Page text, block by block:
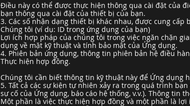
Điều này có thể được thực hiện thông qua cài đặt của
bạn thông qua cài đặt của thiết bị của bạn.
3. Các số nhận dạng thiết bị khác nhau, được cung
Chúng tôi (ví dụ: ID trong ứng dụng của bạn)
Lợi ích hợp pháp của chúng tôi trong việc ngăn chặn
dụng về mặt kỹ thuật và tính bảo mật của Ứng dụng.
4. Phiên bản ứng dụng, thông tin phiên bản hệ điều
Thực hiện hợp đồng.
Chúng tôi cần biết thông tin kỹ thuật này để Ứng dụng
5. Tất cả các sự kiện tự nhiên xảy ra trong quá trình
sự cố của Ứng dụng, báo cáo hệ thống, v.v.). Thông tin
Một phần là việc thực hiện hợp đồng và một phần là